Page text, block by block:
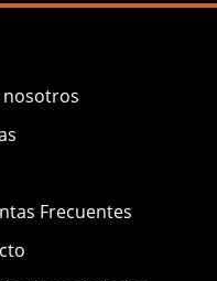
nosotros
Frecuentes